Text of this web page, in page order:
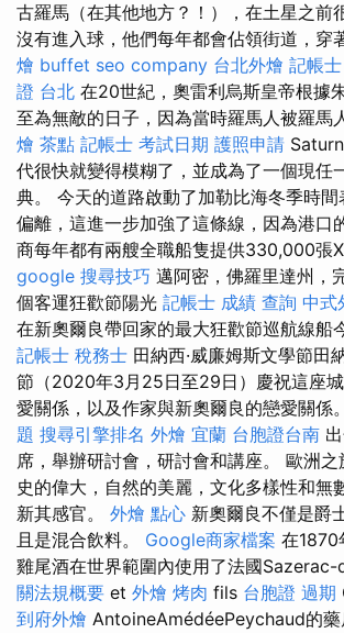
古羅馬（在其他地方？！），在土星之前
沒有進入球，他們每年都會佔領街道，穿
燴 buffet seo company 台北外燴 記帳
證 台北 在20世紀，奧雷利烏斯皇帝根據
至為無敵的日子，因為當時羅馬人被羅馬
燴 茶點 記帳士 考試日期 護照申請
代很快就變得模糊了，並成為了一個現任
典。 今天的道路啟動了加勒比海冬季時間
偏離，這進一步加強了這條線，因為港口
商每年都有兩艘全職船隻提供330,000張
google 搜尋技巧 邁阿密，佛羅里達州，
個客運狂歡節陽光 記帳士 成績 查詢 中式
在新奧爾良帶回家的最大狂歡節巡航線船
記帳士 稅務士 田納西·威廉姆斯文學節田
節（2020年3月25日至29日）慶祝這座
愛關係，以及作家與新奧爾良的戀愛關係。
題 搜尋引擎排名 外燴 宜蘭 台胞證台南
席，舉辦研討會，研討會和講座。 歐洲
史的偉大，自然的美麗，文化多樣性和無
新其感官。 外燴 點心 新奧爾良不僅是爵
且是混合飲料。 Google商家檔案 在1870
雞尾酒在世界範圍內使用了法國
關法規概要 et 外燴 烤肉 fils 台胞證 過期
到府外燴 AntoineAmédéePeychaud的藥